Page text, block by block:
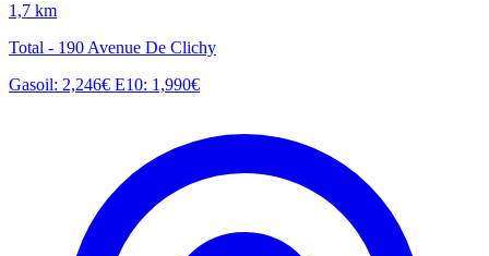
1,7 km
Total - 190 Avenue De Clichy
Gasoil: 2,246€ E10: 1,990€